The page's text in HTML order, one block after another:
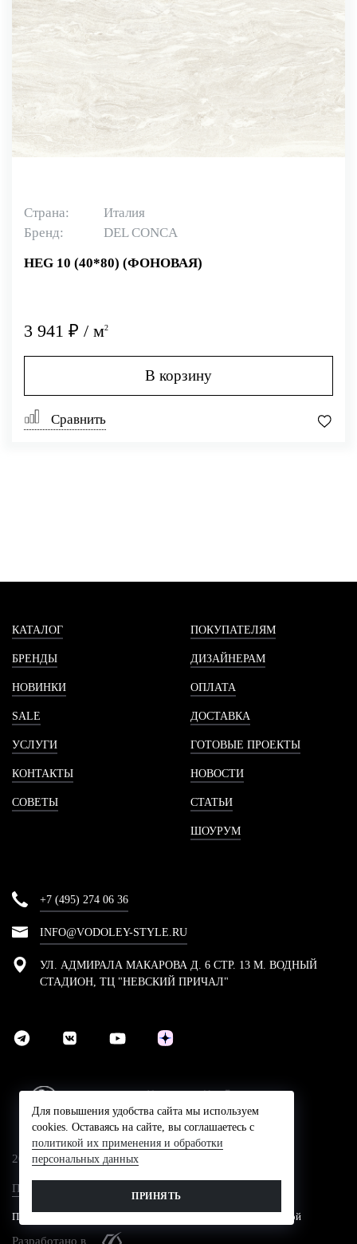
Страна:
Италия
Бренд:
DEL CONCA
HEG 10 (40*80) (ФОНОВАЯ)
3 941 ₽ / м2
В корзину
Сравнить
КАТАЛОГ
БРЕНДЫ
НОВИНКИ
SALE
УСЛУГИ
КОНТАКТЫ
СОВЕТЫ
ПОКУПАТЕЛЯМ
ДИЗАЙНЕРАМ
ОПЛАТА
ДОСТАВКА
ГОТОВЫЕ ПРОЕКТЫ
НОВОСТИ
СТАТЬИ
ШОУРУМ
+7 (495) 274 06 36
INFO@VODOLEY-STYLE.RU
УЛ. АДМИРАЛА МАКАРОВА Д. 6 СТР. 13 М. ВОДНЫЙ
СТАДИОН, ТЦ "НЕВСКИЙ ПРИЧАЛ"
2024 © Компания Водолей-Cтайл
Политика конфидециальности
Представленные на сайте цены не являются публичной офертой
Разработано в
Для повышения удобства сайта мы используем
cookies. Оставаясь на сайте, вы соглашаетесь с
политикой их применения и обработки
персональных данных
ПРИНЯТЬ